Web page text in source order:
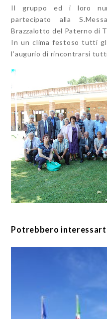
Il gruppo ed i loro
partecipato alla
Brazzalotto del Paterno di
In un clima festoso tutti
l’augurio di rincontrarsi
Potrebbero